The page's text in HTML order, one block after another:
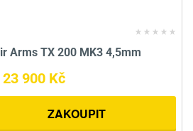
Arms TX 200 MK3 4,5mm
23 900 Kč
ZAKOUPIT